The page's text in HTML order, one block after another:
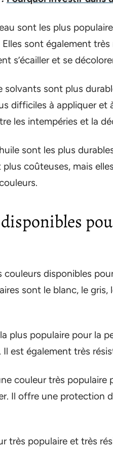
sont les plus
sont également très
s’écailler et se
solvants sont plus
difficiles à appliquer
les intempéries et la
sont les plus
plus coûteuses, mais
couleurs disponibles
sont le blanc, le gris,
plus populaire pour la
est également très
couleur très
Il offre une protection
très populaire et très